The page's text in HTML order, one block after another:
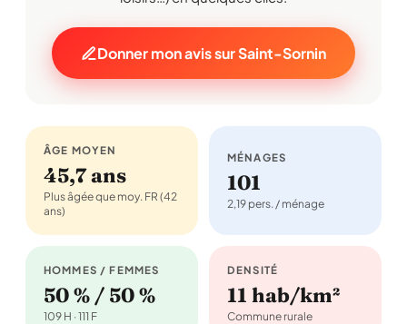
Donner mon avis sur Saint-Sornin
ÂGE MOYEN
45,7 ans
Plus âgée que moy. FR (42
ans)
MÉNAGES
101
2,19 pers. / ménage
HOMMES / FEMMES
50 % / 50 %
109 H · 111 F
DENSITÉ
11 hab/km²
Commune rurale